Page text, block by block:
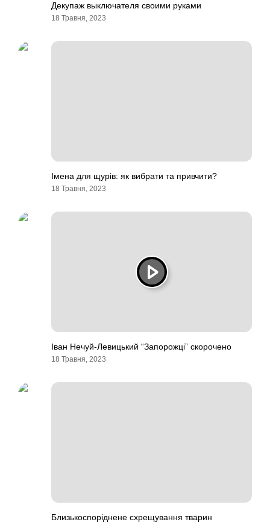
Декупаж выключателя своими руками
18 Травня, 2023
Імена для щурів: як вибрати та привчити?
18 Травня, 2023
Іван Нечуй-Левицький “Запорожці” скорочено
18 Травня, 2023
Близькоспоріднене схрещування тварин